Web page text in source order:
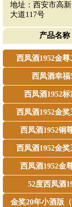
地址：西安市高
大道117号
产品名称
西凤酒1952金
西凤酒幸福
西凤酒1952标
西凤酒1952金
西凤酒1952铜
西凤酒1952金
西凤酒1952金
52度西凤酒
金奖20年小酒版（